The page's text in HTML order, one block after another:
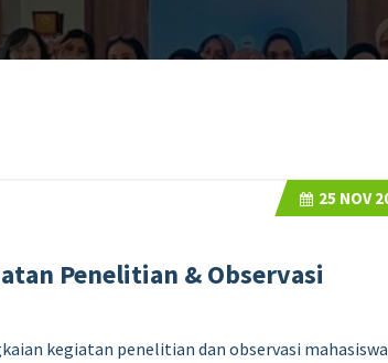
25 NOV
Penelitian & Observasi
kegiatan penelitian dan observasi mahasiswa